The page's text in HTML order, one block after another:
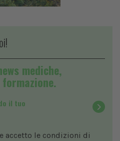
mediche,
il tuo
accetto le condizioni di